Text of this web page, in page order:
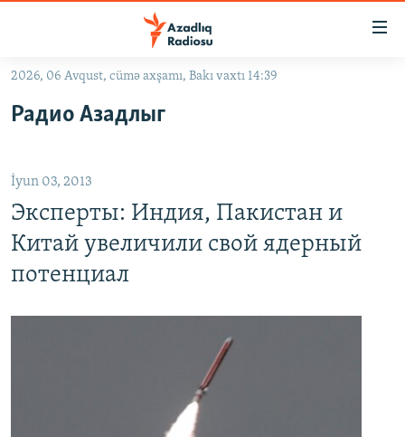
Əsas
qayıt
qayıt
Axtarışa
keç
#İZAHLA
#ƏSLINDƏ
FƏRQƏ BAX
QANUNI DOĞRU
AZƏRBAYCAN ƏDƏBIYYATI KITABXANASI
2026, 06 Avqust, cümə axşamı, Bakı vaxtı 14:39
Радио Азадлыг
İyun 03, 2013
Эксперты: Индия, Пакистан и
Китай увеличили свой ядерный
потенциал